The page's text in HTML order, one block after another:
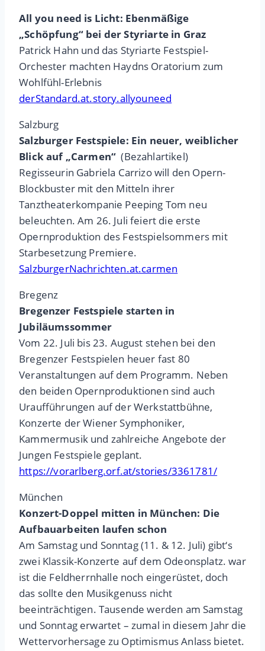
All you need is Licht: Ebenmäßige
„Schöpfung“ bei der Styriarte in Graz
Patrick Hahn und das Styriarte Festspiel-
Orchester machten Haydns Oratorium zum
Wohlfühl-Erlebnis
derStandard.at.story.allyouneed
Salzburg
Salzburger Festspiele: Ein neuer, weiblicher
Blick auf „Carmen“ (Bezahlartikel)
Regisseurin Gabriela Carrizo will den Opern-
Blockbuster mit den Mitteln ihrer
Tanztheaterkompanie Peeping Tom neu
beleuchten. Am 26. Juli feiert die erste
Opernproduktion des Festspielsommers mit
Starbesetzung Premiere.
SalzburgerNachrichten.at.carmen
Bregenz
Bregenzer Festspiele starten in
Jubiläumssommer
Vom 22. Juli bis 23. August stehen bei den
Bregenzer Festspielen heuer fast 80
Veranstaltungen auf dem Programm. Neben
den beiden Opernproduktionen sind auch
Uraufführungen auf der Werkstattbühne,
Konzerte der Wiener Symphoniker,
Kammermusik und zahlreiche Angebote der
Jungen Festspiele geplant.
https://vorarlberg.orf.at/stories/3361781/
München
Konzert-Doppel mitten in München: Die
Aufbauarbeiten laufen schon
Am Samstag und Sonntag (11. & 12. Juli) gibt‘s
zwei Klassik-Konzerte auf dem Odeonsplatz. war
ist die Feldherrnhalle noch eingerüstet, doch
das sollte den Musikgenuss nicht
beeinträchtigen. Tausende werden am Samstag
und Sonntag erwartet – zumal in diesem Jahr die
Wettervorhersage zu Optimismus Anlass bietet.